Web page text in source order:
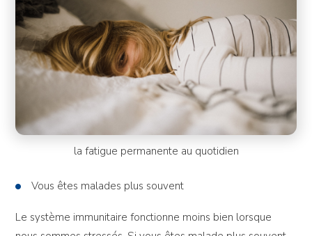
la fatigue permanente au quotidien
Vous êtes malades plus souvent
Le système immunitaire fonctionne moins bien lorsque